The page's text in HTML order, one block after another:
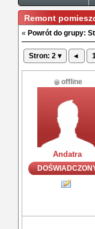
Remont
« Powrót do grupy:
Stron: 2 ▾ ◂
offline
Andatra